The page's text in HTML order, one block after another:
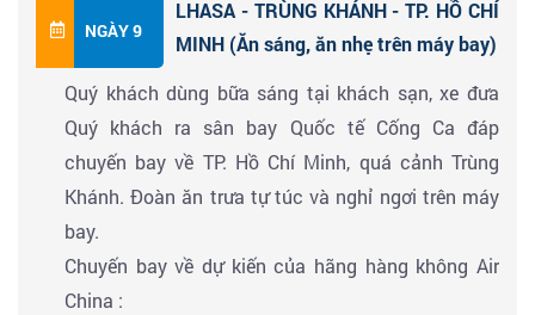
sừng sững với tuyết phủ giữa nền trời trong xanh.
Bên ven hồ là hình ảnh những đống đá nhỏ được
xếp chồng lên nhau của những người mộ đạo hành
hương qua đây.
Đoàn ăn trưa tại nhà hàng. Sau đó, đoàn lên xe về
lạiLhasa. Trên đường về, đoàn đến tham quannúi
DƯỢC VƯƠNG
thể chụp được góc nghiêng cung Potala được in
trên tờ tiền 50 tệ của Trung Quốc. Thoả sức sáng
NGÀY 9
LHASA - TRÙNG KHÁNH - TP. HỒ CHÍ
MINH (Ăn sáng, ăn nhẹ trên máy bay)
Quý khách dùng bữa sáng tại khách sạn, xe đưa
Quý khách ra sân bay Quốc tế Cống Ca đáp
chuyến bay về TP. Hồ Chí Minh, quá cảnh Trùng
Khánh. Đoàn ăn trưa tự túc và nghỉ ngơi trên máy
bay.
Chuyến bay về dự kiến của hãng hàng không Air
China :